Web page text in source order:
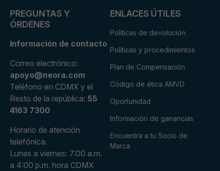
PREGUNTAS Y
ÓRDENES
Información de contacto
Correo electrónico:
apoyo@neora.com
Teléfono en CDMX y el
Resto de la república: 55
4163 7300
Horario de atención
telefónica.
Lunes a viernes: 7:00 a.m.
a 4:00 p.m. hora CDMX
ENLACES ÚTILES
Políticas de devolución
Políticas y procedimientos
Plan de Compensación
Código de ética AMVD
Oportunidad
Información de ganancias
Encuentra a tu Socio de
Marca